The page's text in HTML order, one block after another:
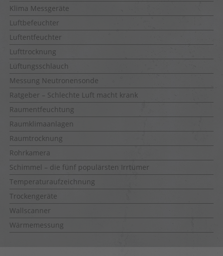
Klima Messgeräte
Luftbefeuchter
Luftentfeuchter
Lufttrocknung
Lüftungsschlauch
Messung Neutronensonde
Ratgeber – Schlechte Luft macht krank
Raumentfeuchtung
Raumklimaanlagen
Raumtrocknung
Rohrkamera
Schimmel – die fünf populärsten Irrtümer
Temperaturaufzeichnung
Trockengeräte
Wallscanner
Wärmemessung